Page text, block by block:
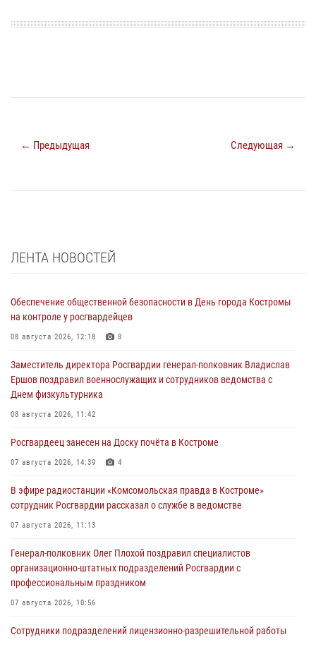
← Предыдущая Следующая →
ЛЕНТА НОВОСТЕЙ
Обеспечение общественной безопасности в День города Костромы
на контроле у росгвардейцев
08 августа 2026, 12:18 8
Заместитель директора Росгвардии генерал-полковник Владислав
Ершов поздравил военнослужащих и сотрудников ведомства с
Днем физкультурника
08 августа 2026, 11:42
Росгвардеец занесен на Доску почёта в Костроме
07 августа 2026, 14:39 4
В эфире радиостанции «Комсомольская правда в Костроме»
сотрудник Росгвардии рассказал о службе в ведомстве
07 августа 2026, 11:13
Генерал-полковник Олег Плохой поздравил специалистов
организационно-штатных подразделений Росгвардии с
профессиональным праздником
07 августа 2026, 10:56
Сотрудники подразделений лицензионно-разрешительной работы